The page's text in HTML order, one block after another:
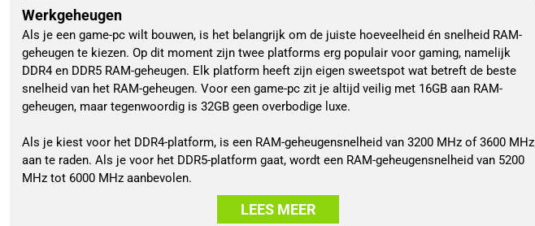
Werkgeheugen
Als je een game-pc wilt bouwen, is het belangrijk om de juiste hoeveelheid én snelheid RAM-
geheugen te kiezen. Op dit moment zijn twee platforms erg populair voor gaming, namelijk
DDR4 en DDR5 RAM-geheugen. Elk platform heeft zijn eigen sweetspot wat betreft de beste
snelheid van het RAM-geheugen. Voor een game-pc zit je altijd veilig met 16GB aan RAM-
geheugen, maar tegenwoordig is 32GB geen overbodige luxe.
Als je kiest voor het DDR4-platform, is een RAM-geheugensnelheid van 3200 MHz of 3600 MHz
aan te raden. Als je voor het DDR5-platform gaat, wordt een RAM-geheugensnelheid van 5200
MHz tot 6000 MHz aanbevolen.
LEES MEER